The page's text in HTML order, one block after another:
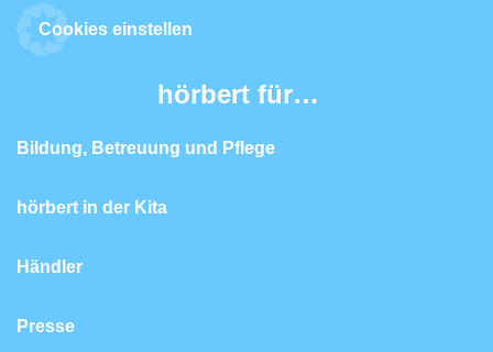
Cookies einstellen
hörbert für…
Bildung, Betreuung und Pflege
hörbert in der Kita
Händler
Presse